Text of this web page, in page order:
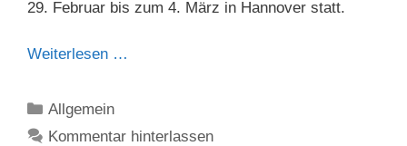
29. Februar bis zum 4. März in Hannover statt.
Weiterlesen …
Kategorien
Allgemein
Kommentar hinterlassen